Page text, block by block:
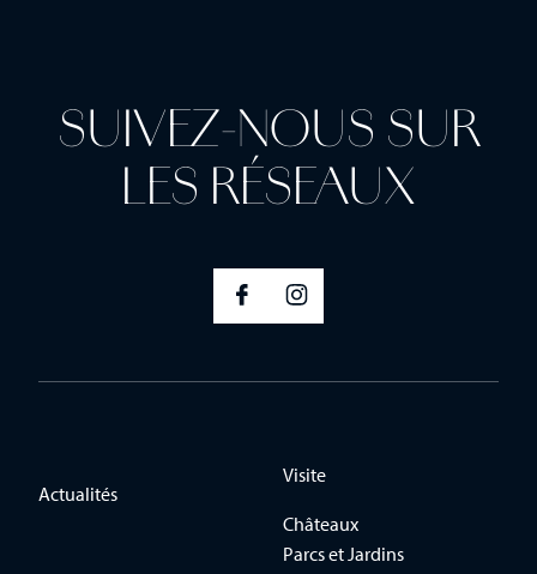
a
i
l
SUIVEZ-NOUS SUR
LES RÉSEAUX
Actualités
Visite
Châteaux
Parcs et Jardins